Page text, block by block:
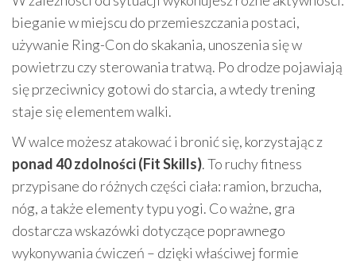
bieganie w miejscu do przemieszczania postaci,
używanie Ring-Con do skakania, unoszenia się w
powietrzu czy sterowania tratwą. Po drodze pojawiają
się przeciwnicy gotowi do starcia, a wtedy trening
staje się elementem walki.
W walce możesz atakować i bronić się, korzystając z
ponad 40 zdolności (Fit Skills). To ruchy fitness
przypisane do różnych części ciała: ramion, brzucha,
nóg, a także elementy typu yogi. Co ważne, gra
dostarcza wskazówki dotyczące poprawnego
wykonywania ćwiczeń – dzięki właściwej formie